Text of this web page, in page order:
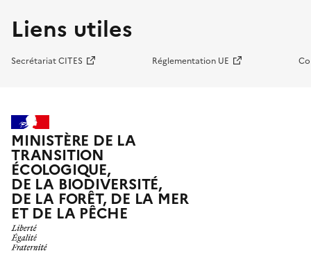
Liens utiles
Secrétariat CITES Réglementation UE
MINISTÈRE DE LA
TRANSITION
ÉCOLOGIQUE,
DE LA BIODIVERSITÉ,
DE LA FORÊT, DE LA MER
ET DE LA PÊCHE